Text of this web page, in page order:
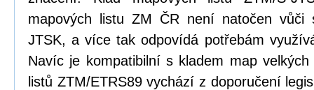
mapových listu ZM ČR není natočen vůči
JTSK, a více tak odpovídá potřebám
Navíc je kompatibilní s kladem map
listů ZTM/ETRS89 vychází z doporučení